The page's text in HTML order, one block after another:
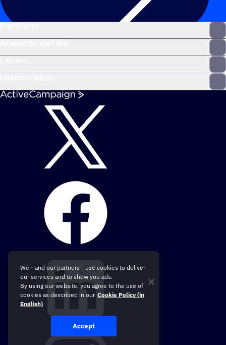
We - and our partners - use cookies to deliver
our services and to show you ads.
By using our website, you agree to the use of
cookies as described in our Cookie Policy (in
English)
Accept